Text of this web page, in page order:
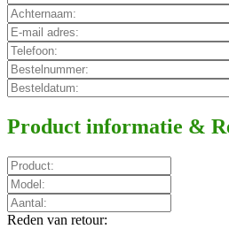
Product informatie &
Reden van retour: